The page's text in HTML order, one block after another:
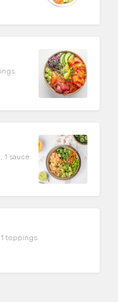
1 sauce
1 toppings